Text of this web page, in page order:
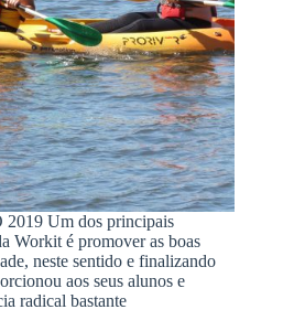
Um dos principais
Workit é promover as boas
neste sentido e finalizando
aos seus alunos e
radical bastante